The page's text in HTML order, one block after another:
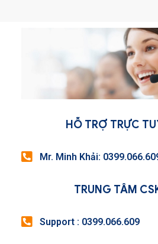
HỖ TRỢ TRỰC
Mr. Minh Khải:
TRUNG TÂM
Support : 0399.066.609